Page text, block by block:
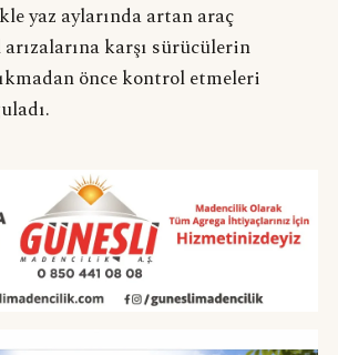
yaz aylarında artan araç
arızalarına karşı sürücülerin
önce kontrol etmeleri